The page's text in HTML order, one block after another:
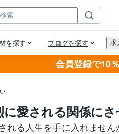
会員登録で10
愛される関係に
れる人生を手に入れません